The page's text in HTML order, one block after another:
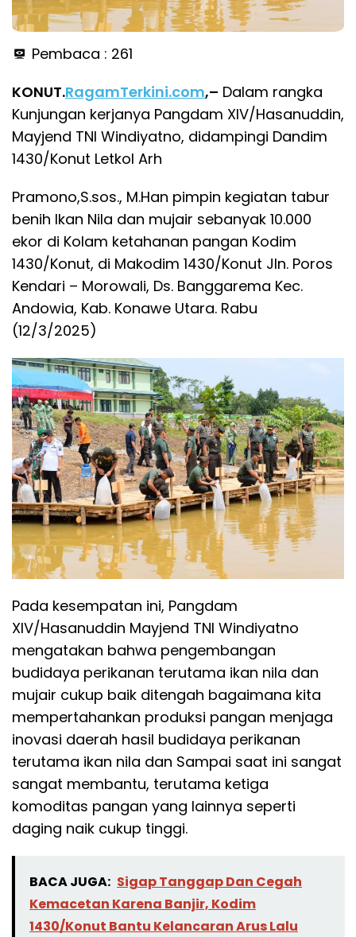
Pembaca : 261
KONUT.RagamTerkini.com,– Dalam rangka
Kunjungan kerjanya Pangdam XIV/Hasanuddin,
Mayjend TNI Windiyatno, didampingi Dandim
1430/Konut Letkol Arh
Pramono,S.sos., M.Han pimpin kegiatan tabur
benih Ikan Nila dan mujair sebanyak 10.000
ekor di Kolam ketahanan pangan Kodim
1430/Konut, di Makodim 1430/Konut Jln. Poros
Kendari – Morowali, Ds. Banggarema Kec.
Andowia, Kab. Konawe Utara. Rabu
(12/3/2025)
Pada kesempatan ini, Pangdam
XIV/Hasanuddin Mayjend TNI Windiyatno
mengatakan bahwa pengembangan
budidaya perikanan terutama ikan nila dan
mujair cukup baik ditengah bagaimana kita
mempertahankan produksi pangan menjaga
inovasi daerah hasil budidaya perikanan
terutama ikan nila dan Sampai saat ini sangat
sangat membantu, terutama ketiga
komoditas pangan yang lainnya seperti
daging naik cukup tinggi.
BACA JUGA: Sigap Tanggap Dan Cegah
Kemacetan Karena Banjir, Kodim
1430/Konut Bantu Kelancaran Arus Lalu